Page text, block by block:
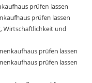
prüfen lassen
prüfen lassen
Wirtschaftlichkeit und
prüfen lassen
prüfen lassen